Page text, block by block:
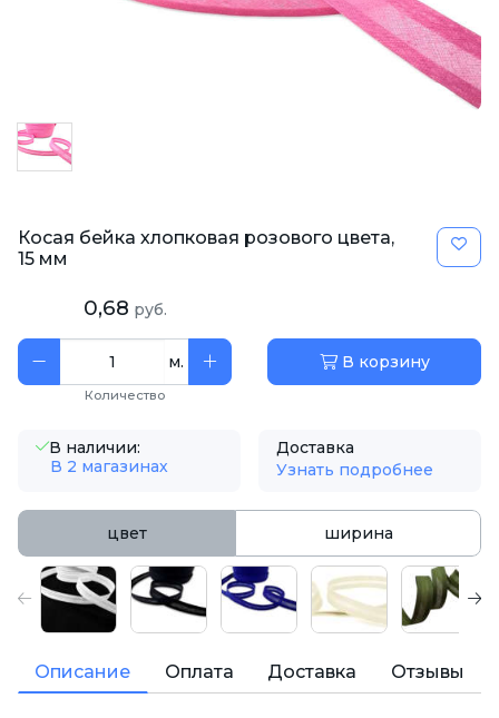
Косая бейка хлопковая розового цвета,
15 мм
0,68 руб.
м.
Количество
В корзину
В наличии:
В 2 магазинах
Доставка
Узнать подробнее
цвет ширина
Описание Оплата Доставка Отзывы